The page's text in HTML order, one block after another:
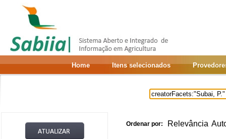
Home Itens selecionados
Ordenar por: Relevância